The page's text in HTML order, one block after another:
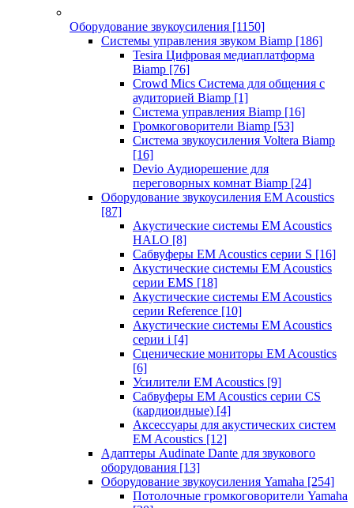
Оборудование звукоусиления [1150]
Системы управления звуком Biamp [186]
Tesira Цифровая медиаплатформа
Biamp [76]
Crowd Mics Система для общения с
аудиторией Biamp [1]
Система управления Biamp [16]
Громкоговорители Biamp [53]
Система звукоусиления Voltera Biamp
[16]
Devio Аудиорешение для
переговорных комнат Biamp [24]
Оборудование звукоусиления EM Acoustics
[87]
Акустические системы EM Acoustics
HALO [8]
Сабвуферы EM Acoustics серии S [16]
Акустические системы EM Acoustics
серии EMS [18]
Акустические системы EM Acoustics
серии Reference [10]
Акустические системы EM Acoustics
серии i [4]
Сценические мониторы EM Acoustics
[6]
Усилители EM Acoustics [9]
Сабвуферы EM Acoustics серии CS
(кардиоидные) [4]
Аксессуары для акустических систем
EM Acoustics [12]
Адаптеры Audinate Dante для звукового
оборудования [13]
Оборудование звукоусиления Yamaha [254]
Потолочные громкоговорители Yamaha